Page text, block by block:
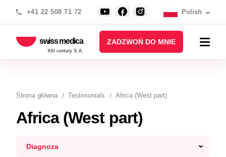
+41 22 508 71 72 Polish
swiss medica
XXI century S.A.
ZADZWOŃ DO MNIE
Strona główna Testimonials Africa (West part)
Africa (West part)
Diagnoza